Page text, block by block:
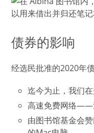
债券的影响
经选民批准的2020年
迄今为止，我们
高速免费网络——
由图书馆基金会